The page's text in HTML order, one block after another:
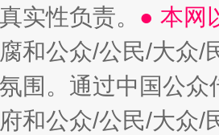
实性负责。 ● 本网
腐和公众/公民/大众
围。通过中国公
和公众/公民/大众